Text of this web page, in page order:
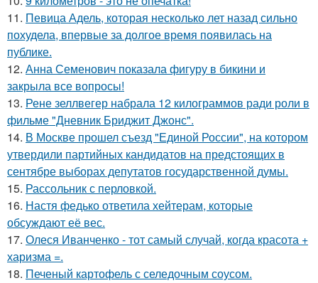
11. Певица Адель, которая несколько лет назад сильно
похудела, впервые за долгое время появилась на
публике.
12. Анна Семенович показала фигуру в бикини и
закрыла все вопросы!
13. Рене зеллвегер набрала 12 килограммов ради роли в
фильме "Дневник Бриджит Джонс".
14. В Москве прошел съезд "Единой России", на котором
утвердили партийных кандидатов на предстоящих в
сентябре выборах депутатов государственной думы.
15. Рассольник с перловкой.
16. Настя федько ответила хейтерам, которые
обсуждают её вес.
17. Олеся Иванченко - тот самый случай, когда красота +
харизма =.
18. Печеный картофель с селедочным соусом.